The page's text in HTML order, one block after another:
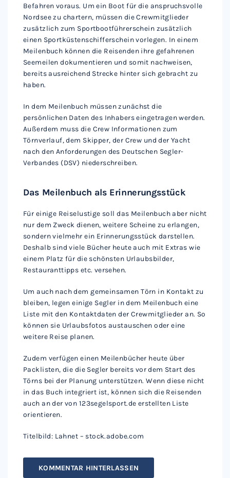
Befahren voraus. Um ein Boot für die anspruchsvolle
Nordsee zu chartern, müssen die Crewmitglieder
zusätzlich zum Sportbootführerschein zusätzlich
einen Sportküstenschifferschein vorlegen. In einem
Meilenbuch können die Reisenden ihre gefahrenen
Seemeilen dokumentieren und somit nachweisen,
bereits ausreichend Strecke hinter sich gebracht zu
haben.
In dem Meilenbuch müssen zunächst die
persönlichen Daten des Inhabers eingetragen werden.
Außerdem muss die Crew Informationen zum
Törnverlauf, dem Skipper, der Crew und der Yacht
nach den Anforderungen des Deutschen Segler-
Verbandes (DSV) niederschreiben.
Das Meilenbuch als Erinnerungsstück
Für einige Reiselustige soll das Meilenbuch aber nicht
nur dem Zweck dienen, weitere Scheine zu erlangen,
sondern vielmehr ein Erinnerungsstück darstellen.
Deshalb sind viele Bücher heute auch mit Extras wie
einem Platz für die schönsten Urlaubsbilder,
Restauranttipps etc. versehen.
Um auch nach dem gemeinsamen Törn in Kontakt zu
bleiben, legen einige Segler in dem Meilenbuch eine
Liste mit den Kontaktdaten der Crewmitglieder an. So
können sie Urlaubsfotos austauschen oder eine
weitere Reise planen.
Zudem verfügen einen Meilenbücher heute über
Packlisten, die die Segler bereits vor dem Start des
Törns bei der Planung unterstützen. Wenn diese nicht
in das Buch integriert ist, können sich die Reisenden
auch an der von 123segelsport.de erstellten Liste
orientieren.
Titelbild: Lahnet – stock.adobe.com
KOMMENTAR HINTERLASSEN